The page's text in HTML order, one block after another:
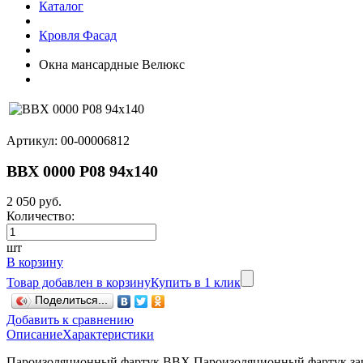
Каталог
Кровля Фасад
Окна мансардные Велюкс
Артикул: 00-00006812
BBX 0000 P08 94х140
2 050 руб.
Количество:
шт
В корзину
Товар добавлен в корзинуКупить в 1 клик
Поделиться...
Добавить к сравнению
ОписаниеХарактеристики